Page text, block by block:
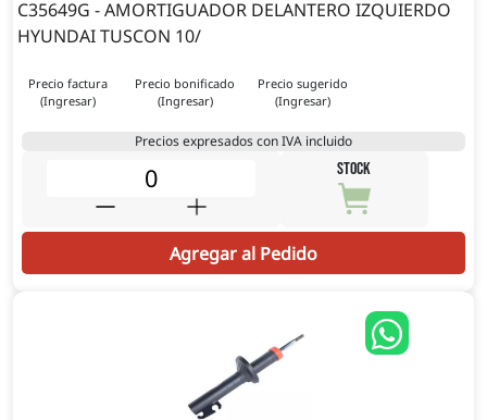
C35649G - AMORTIGUADOR DELANTERO IZQUIERDO
HYUNDAI TUSCON 10/
Precio factura
(Ingresar)
Precio bonificado
(Ingresar)
Precio sugerido
(Ingresar)
Precios expresados con IVA incluido
STOCK
Agregar al Pedido